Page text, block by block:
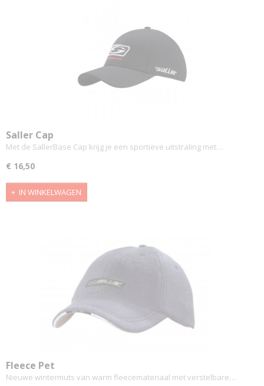
Saller Cap
Met de SallerBase Cap krijg je een sportieve uitstraling met…
€ 16,50
IN WINKELWAGEN
Fleece Pet
Nieuwe wintermuts van warm fleecemateriaal met verstelbare…